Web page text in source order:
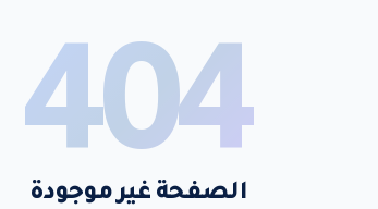
404
الصفحة غير موجودة